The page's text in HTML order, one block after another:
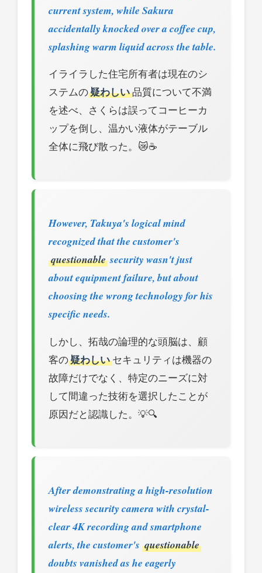
current system, while Sakura
accidentally knocked over a coffee cup,
splashing warm liquid across the table.
イライラした住宅所有者は現在のシ
ステムの疑わしい品質について不満
を述べ、さくらは誤ってコーヒーカ
ップを倒し、温かい液体がテーブル
全体に飛び散った。😿☕
However, Takuya's logical mind
recognized that the customer's
questionable security wasn't just
about equipment failure, but about
choosing the wrong technology for his
specific needs.
しかし、拓哉の論理的な頭脳は、顧
客の疑わしいセキュリティは機器の
故障だけでなく、特定のニーズに対
して間違った技術を選択したことが
原因だと認識した。💡🔍
After demonstrating a high-resolution
wireless security camera with crystal-
clear 4K recording and smartphone
alerts, the customer's questionable
doubts vanished as he eagerly